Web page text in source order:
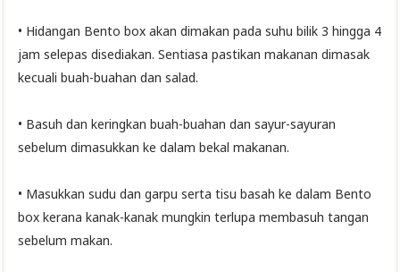
• Hidangan Bento box akan dimakan pada suhu bilik 3 hingga 4
jam selepas disediakan. Sentiasa pastikan makanan dimasak
kecuali buah-buahan dan salad.
• Basuh dan keringkan buah-buahan dan sayur-sayuran
sebelum dimasukkan ke dalam bekal makanan.
• Masukkan sudu dan garpu serta tisu basah ke dalam Bento
box kerana kanak-kanak mungkin terlupa membasuh tangan
sebelum makan.